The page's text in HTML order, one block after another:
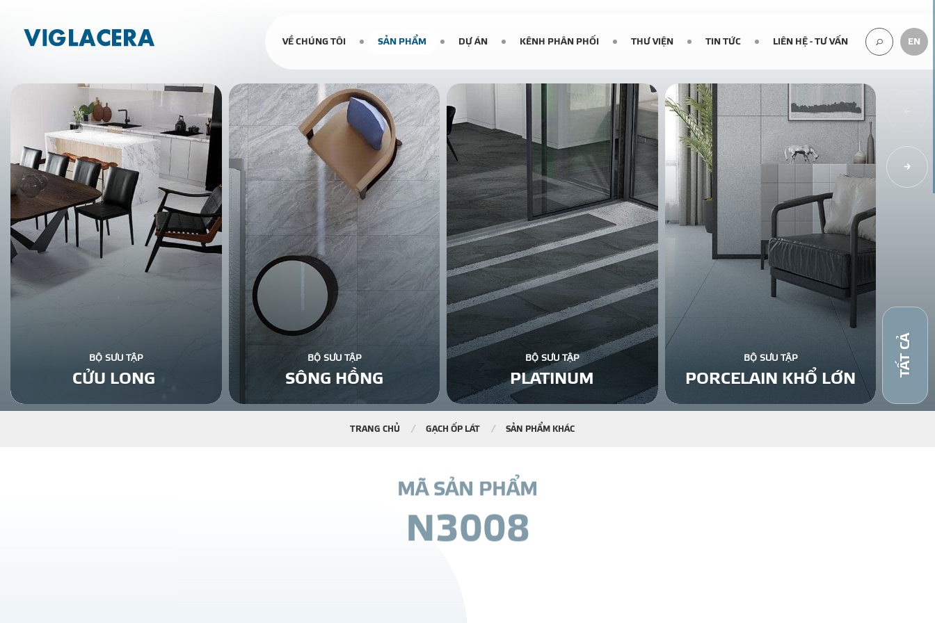
VỀ CHÚNG TÔI SẢN PHẨM DỰ ÁN KÊNH PHÂN PHỐI THƯ VIỆN TIN TỨC LIÊN HỆ - TƯ VẤN EN
BỘ SƯU TẬP
CỬU LONG
BỘ SƯU TẬP
SÔNG HỒNG
BỘ SƯU TẬP
PLATINUM
BỘ SƯU TẬP
PORCELAIN KHỔ LỚN
TẤT CẢ
TRANG CHỦ GẠCH ỐP LÁT SẢN PHẨM KHÁC
MÃ SẢN PHẨM
N3008